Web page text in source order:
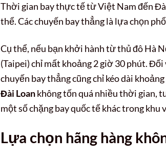
Thời gian bay thực tế từ Việt Nam đến
thể. Các chuyến bay thẳng là lựa chọn
Cụ thể, nếu bạn khởi hành từ thủ đô Hà
(Taipei) chỉ mất khoảng 2 giờ 30 phút.
chuyến bay thẳng cũng chỉ kéo dài
Đài Loankhông tốn quá nhiều thời gian,
một số chặng bay quốc tế khác trong khu
Lựa chọn hãng hàng